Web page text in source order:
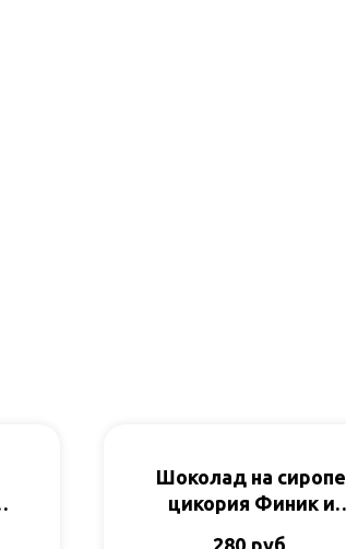
Шоколад на сиропе
цикория Финик и
руб.